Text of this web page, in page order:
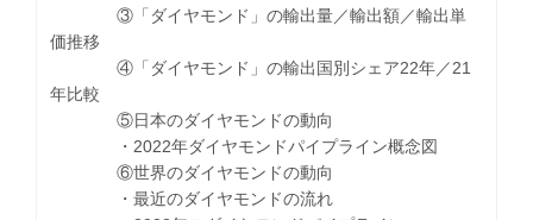
③「ダイヤモンド」の輸出量／輸出額／輸出単
価推移
④「ダイヤモンド」の輸出国別シェア22年／21
年比較
⑤日本のダイヤモンドの動向
・2022年ダイヤモンドパイプライン概念図
⑥世界のダイヤモンドの動向
・最近のダイヤモンドの流れ